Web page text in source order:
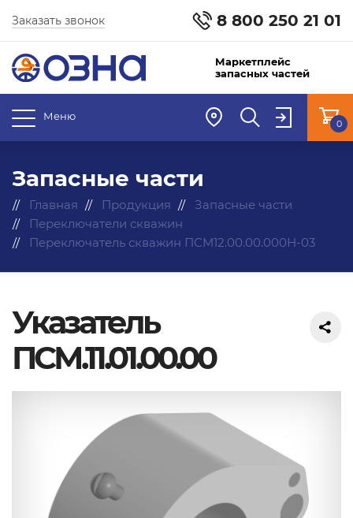
8 800 250 21 01
Заказать звонок
Маркетплейс
запасных частей
Меню
0
Запасные части
Главная Продукция
Запасные части
Переключатели скважин
Переключатель скважин ПСМ12.00.00.000Н-03
Указатель
ПСМ.11.01.00.00